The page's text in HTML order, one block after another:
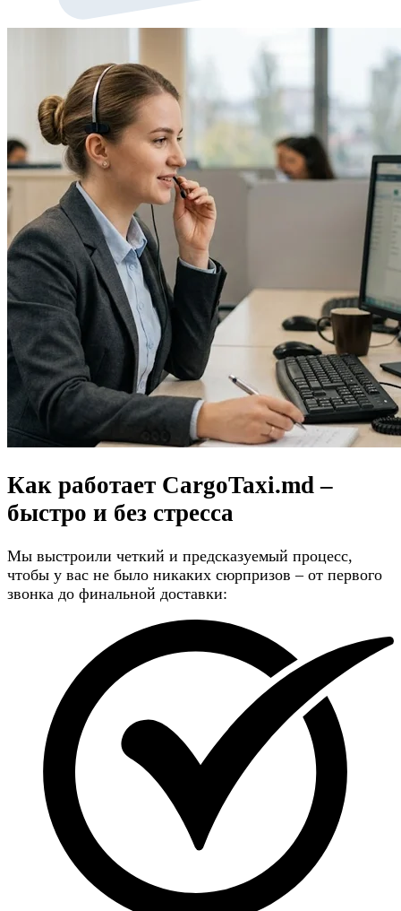
Как работает CargoTaxi.md –
быстро и без стресса
Мы выстроили четкий и предсказуемый процесс,
чтобы у вас не было никаких сюрпризов – от первого
звонка до финальной доставки: